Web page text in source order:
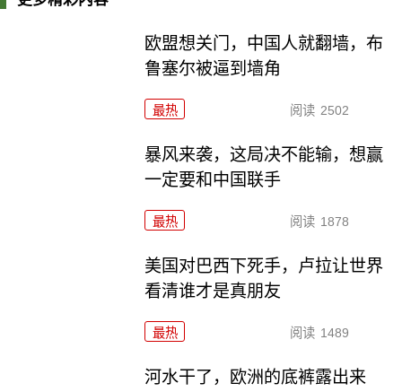
欧盟想关门，中国人就翻墙，布
鲁塞尔被逼到墙角
最热 阅读 2502
暴风来袭，这局决不能输，想赢
一定要和中国联手
最热 阅读 1878
美国对巴西下死手，卢拉让世界
看清谁才是真朋友
最热 阅读 1489
河水干了，欧洲的底裤露出来